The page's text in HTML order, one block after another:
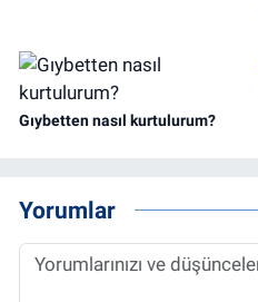
Gıybetten nasıl kurtulurum?
Yorumlar